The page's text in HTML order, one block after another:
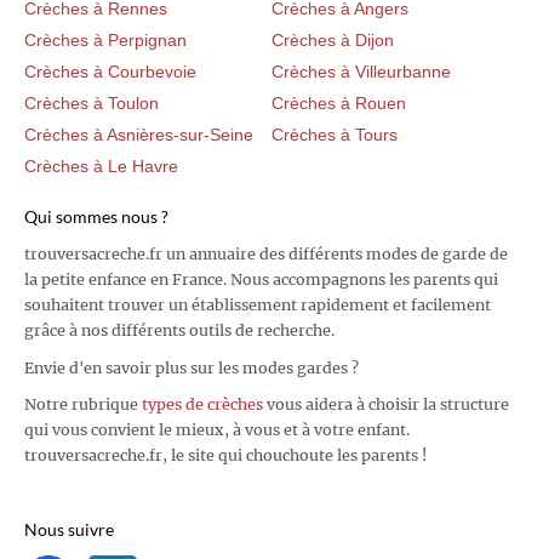
Crèches à Rennes
Crèches à Angers
Crèches à Perpignan
Crèches à Dijon
Crèches à Courbevoie
Crèches à Villeurbanne
Crèches à Toulon
Crèches à Rouen
Crèches à Asnières-sur-Seine
Crèches à Tours
Crèches à Le Havre
Qui sommes nous ?
trouversacreche.fr un annuaire des différents modes de garde de
la petite enfance en France. Nous accompagnons les parents qui
souhaitent trouver un établissement rapidement et facilement
grâce à nos différents outils de recherche.
Envie d'en savoir plus sur les modes gardes ?
Notre rubrique types de crèches vous aidera à choisir la structure
qui vous convient le mieux, à vous et à votre enfant.
trouversacreche.fr, le site qui chouchoute les parents !
Nous suivre